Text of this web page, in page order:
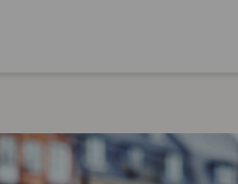
Alakoulu